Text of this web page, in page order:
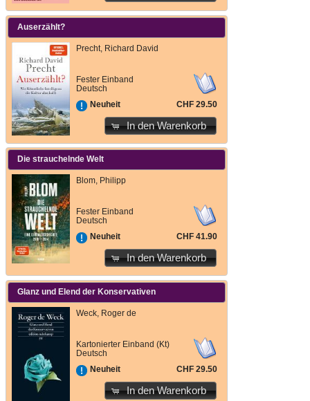
Auserzählt?
Precht, Richard David
Fester Einband
Deutsch
Neuheit
CHF 29.50
In den Warenkorb
Die strauchelnde Welt
Blom, Philipp
Fester Einband
Deutsch
Neuheit
CHF 41.90
In den Warenkorb
Glanz und Elend der Konservativen
Weck, Roger de
Kartonierter Einband (Kt)
Deutsch
Neuheit
CHF 29.50
In den Warenkorb